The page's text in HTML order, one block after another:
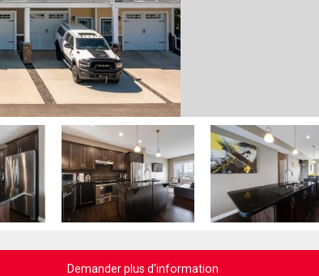
Demander plus d'information